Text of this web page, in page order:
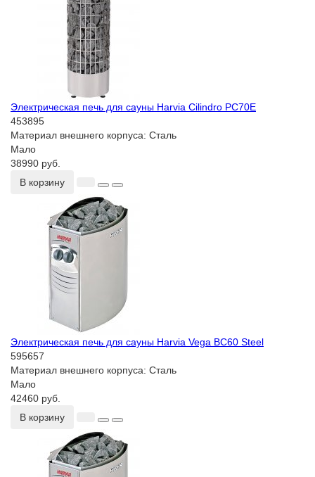
Электрическая печь для сауны Harvia Cilindro PC70E
453895
Материал внешнего корпуса: Сталь
Мало
38990 руб.
В корзину
Электрическая печь для сауны Harvia Vega BC60 Steel
595657
Материал внешнего корпуса: Сталь
Мало
42460 руб.
В корзину